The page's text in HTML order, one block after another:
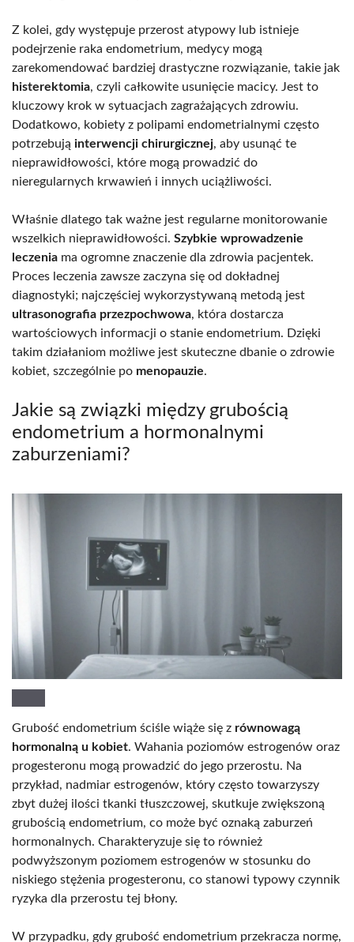
Z kolei, gdy występuje przerost atypowy lub istnieje
podejrzenie raka endometrium, medycy mogą
zarekomendować bardziej drastyczne rozwiązanie, takie jak
histerektomia, czyli całkowite usunięcie macicy. Jest to
kluczowy krok w sytuacjach zagrażających zdrowiu.
Dodatkowo, kobiety z polipami endometrialnymi często
potrzebują interwencji chirurgicznej, aby usunąć te
nieprawidłowości, które mogą prowadzić do
nieregularnych krwawień i innych uciążliwości.
Właśnie dlatego tak ważne jest regularne monitorowanie
wszelkich nieprawidłowości. Szybkie wprowadzenie
leczenia ma ogromne znaczenie dla zdrowia pacjentek.
Proces leczenia zawsze zaczyna się od dokładnej
diagnostyki; najczęściej wykorzystywaną metodą jest
ultrasonografia przezpochwowa, która dostarcza
wartościowych informacji o stanie endometrium. Dzięki
takim działaniom możliwe jest skuteczne dbanie o zdrowie
kobiet, szczególnie po menopauzie.
Jakie są związki między grubością
endometrium a hormonalnymi
zaburzeniami?
Grubość endometrium ściśle wiąże się z równowagą
hormonalną u kobiet. Wahania poziomów estrogenów oraz
progesteronu mogą prowadzić do jego przerostu. Na
przykład, nadmiar estrogenów, który często towarzyszy
zbyt dużej ilości tkanki tłuszczowej, skutkuje zwiększoną
grubością endometrium, co może być oznaką zaburzeń
hormonalnych. Charakteryzuje się to również
podwyższonym poziomem estrogenów w stosunku do
niskiego stężenia progesteronu, co stanowi typowy czynnik
ryzyka dla przerostu tej błony.
W przypadku, gdy grubość endometrium przekracza normę,